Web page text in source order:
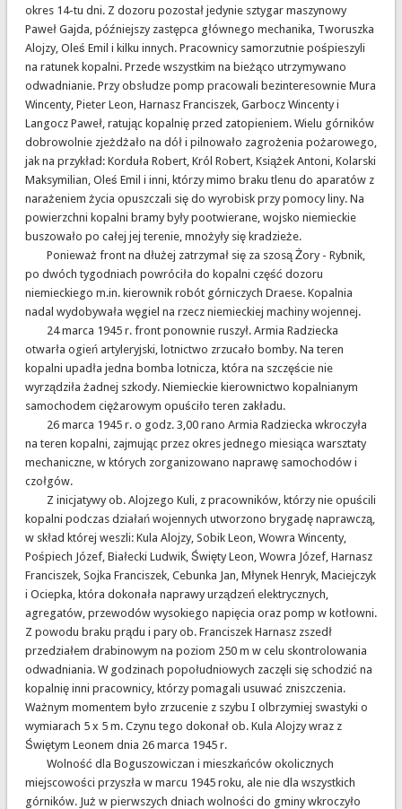
okres 14-tu dni. Z dozoru pozostał jedynie sztygar maszynowy
Paweł Gajda, późniejszy zastępca głównego mechanika, Tworuszka
Alojzy, Oleś Emil i kilku innych. Pracownicy samorzutnie pośpieszyli
na ratunek kopalni. Przede wszystkim na bieżąco utrzymywano
odwadnianie. Przy obsłudze pomp pracowali bezinteresownie Mura
Wincenty, Pieter Leon, Harnasz Franciszek, Garbocz Wincenty i
Langocz Paweł, ratując kopalnię przed zatopieniem. Wielu górników
dobrowolnie zjeżdżało na dół i pilnowało zagrożenia pożarowego,
jak na przykład: Korduła Robert, Król Robert, Książek Antoni, Kolarski
Maksymilian, Oleś Emil i inni, którzy mimo braku tlenu do aparatów z
narażeniem życia opuszczali się do wyrobisk przy pomocy liny. Na
powierzchni kopalni bramy były pootwierane, wojsko niemieckie
buszowało po całej jej terenie, mnożyły się kradzieże.
Ponieważ front na dłużej zatrzymał się za szosą Żory - Rybnik,
po dwóch tygodniach powróciła do kopalni część dozoru
niemieckiego m.in. kierownik robót górniczych Draese. Kopalnia
nadal wydobywała węgiel na rzecz niemieckiej machiny wojennej.
24 marca 1945 r. front ponownie ruszył. Armia Radziecka
otwarła ogień artyleryjski, lotnictwo zrzucało bomby. Na teren
kopalni upadła jedna bomba lotnicza, która na szczęście nie
wyrządziła żadnej szkody. Niemieckie kierownictwo kopalnianym
samochodem ciężarowym opuściło teren zakładu.
26 marca 1945 r. o godz. 3,00 rano Armia Radziecka wkroczyła
na teren kopalni, zajmując przez okres jednego miesiąca warsztaty
mechaniczne, w których zorganizowano naprawę samochodów i
czołgów.
Z inicjatywy ob. Alojzego Kuli, z pracowników, którzy nie opuścili
kopalni podczas działań wojennych utworzono brygadę naprawczą,
w skład której weszli: Kula Alojzy, Sobik Leon, Wowra Wincenty,
Pośpiech Józef, Białecki Ludwik, Święty Leon, Wowra Józef, Harnasz
Franciszek, Sojka Franciszek, Cebunka Jan, Młynek Henryk, Maciejczyk
i Ociepka, która dokonała naprawy urządzeń elektrycznych,
agregatów, przewodów wysokiego napięcia oraz pomp w kotłowni.
Z powodu braku prądu i pary ob. Franciszek Harnasz zszedł
przedziałem drabinowym na poziom 250 m w celu skontrolowania
odwadniania. W godzinach popołudniowych zaczęli się schodzić na
kopalnię inni pracownicy, którzy pomagali usuwać zniszczenia.
Ważnym momentem było zrzucenie z szybu I olbrzymiej swastyki o
wymiarach 5 x 5 m. Czynu tego dokonał ob. Kula Alojzy wraz z
Świętym Leonem dnia 26 marca 1945 r.
Wolność dla Boguszowiczan i mieszkańców okolicznych
miejscowości przyszła w marcu 1945 roku, ale nie dla wszystkich
górników. Już w pierwszych dniach wolności do gminy wkroczyło